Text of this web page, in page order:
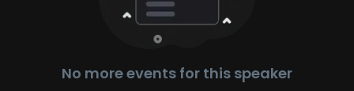
No more events for this speaker